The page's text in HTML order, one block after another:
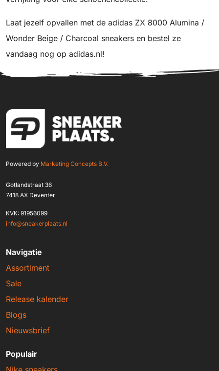
Laat jezelf opvallen met de adidas ZX 8000 Alumina /
Wonder Beige / Charcoal sneakers en bestel ze
vandaag nog op adidas.nl!
Powered by Marketing Concepts B.V.
Gotlandstraat 36
7418 AX Deventer
KVK: 91956099
info@sneakerplaats.nl
Navigatie
Assortiment
Sale
Release kalender
Blogs
Nieuwsbrief
Populair